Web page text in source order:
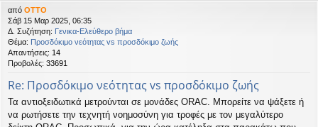
από OTTO
Σάβ 15 Μαρ 2025, 06:35
Δ. Συζήτηση: Γενικα-Ελεύθερο βήμα
Θέμα: Προσδόκιμο νεότητας vs προσδόκιμο ζωής
Απαντήσεις: 14
Προβολές: 33691
Re: Προσδόκιμο νεότητας vs προσδόκιμο ζωής
Τα αντιοξειδωτικά μετρούνται σε μονάδες ORAC. Μπορείτε να ψάξετε ή
να ρωτήσετε την τεχνητή νοημοσύνη για τροφές με τον μεγαλύτερο